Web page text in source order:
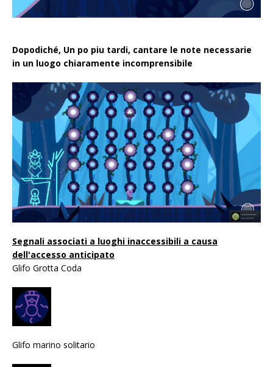
Dopodiché, Un po piu tardi, cantare le note necessarie
in un luogo chiaramente incomprensibile
Segnali associati a luoghi inaccessibili a causa
dell'accesso anticipato
Glifo Grotta Coda
Glifo marino solitario